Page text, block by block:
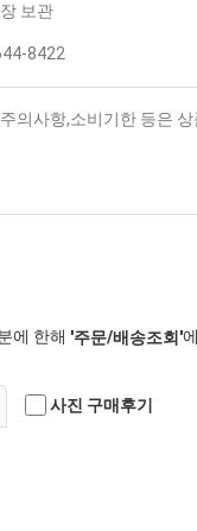
보관
8422
의사항,소비기한 등은
에 한해 '주문/배송조회'
사진 구매후기